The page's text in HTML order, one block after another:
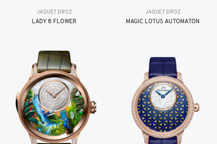
JAQUET DROZ
LADY 8 FLOWER
JAQUET DROZ
MAGIC LOTUS AUTOMATON